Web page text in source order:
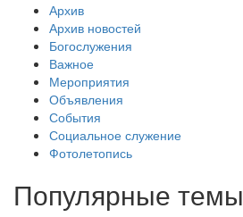
Архив
Архив новостей
Богослужения
Важное
Мероприятия
Объявления
События
Социальное служение
Фотолетопись
Популярные темы